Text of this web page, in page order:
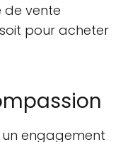
de vente
pour acheter
engagement